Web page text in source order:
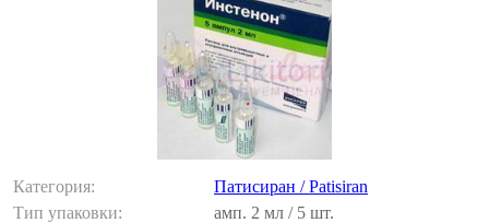
Категория:
Патисиран / Patisiran
Тип упаковки:
амп. 2 мл / 5 шт.